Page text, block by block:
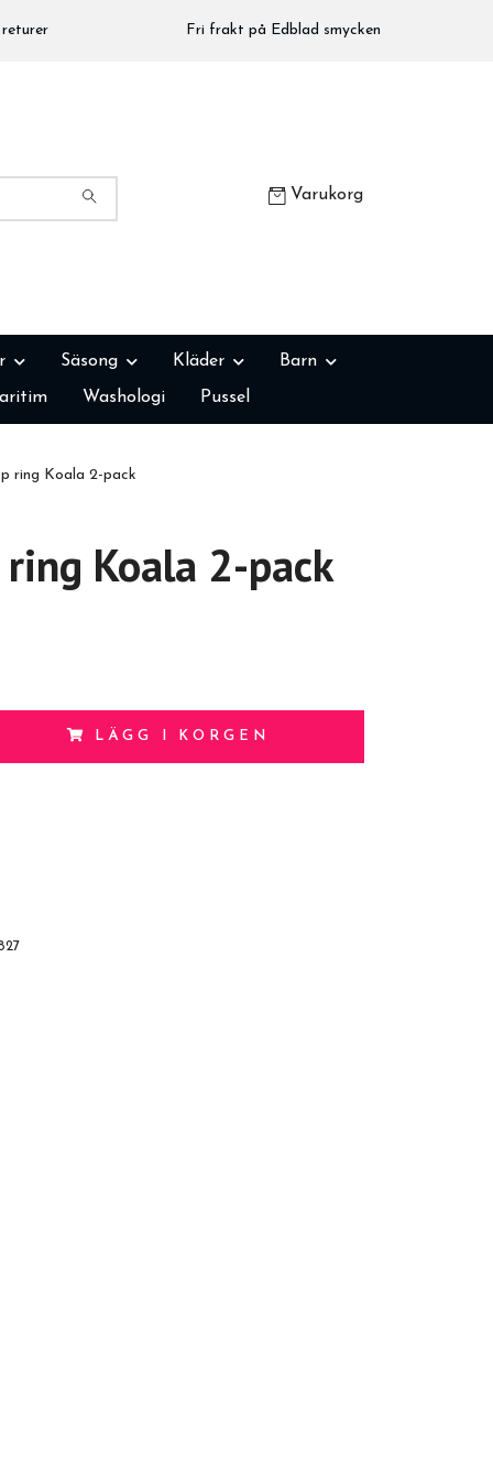
Fri frakt på Edblad smycken
Varukorg
Säsong Kläder Barn
Washologi Pussel
ring Koala 2-pack
Koala 2-pack
LÄGG I KORGEN